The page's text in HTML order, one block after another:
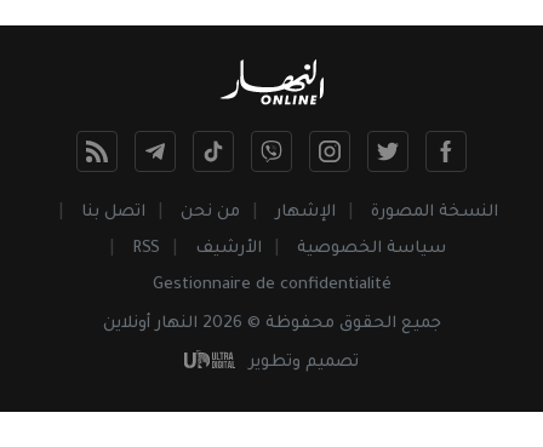
النسخة المصورة الإشهار من نحن
اتصل بنا
سياسة الخصوصية
الأرشيف
RSS
Gestionnaire de confidentialité
جميع الحقوق محفوظة © 2026 النهار أونلاين
تصميم وتطوير